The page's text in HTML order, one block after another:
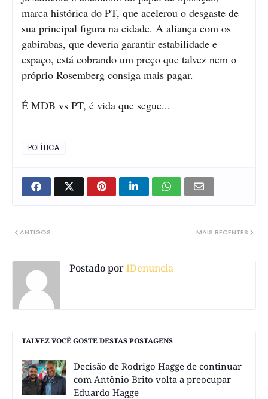
marca histórica do PT, que acelerou o desgaste de
sua principal figura na cidade. A aliança com os
gabirabas, que deveria garantir estabilidade e
espaço, está cobrando um preço que talvez nem o
próprio Rosemberg consiga mais pagar.
É MDB vs PT, é vida que segue...
POLÍTICA
MAIS RECENTES
ANTIGOS
Postado porIDenuncia
TALVEZ VOCÊ GOSTE DESTAS POSTAGENS
Decisão de Rodrigo Hagge de continuar
com Antônio Brito volta a preocupar
Eduardo Hagge